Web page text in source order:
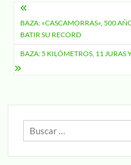
Navegación
de
entradas
BAZA: «CASCAMORRAS», 500
BATIR SU RECORD
BAZA: 5 KILÓMETROS, 11 JURAS